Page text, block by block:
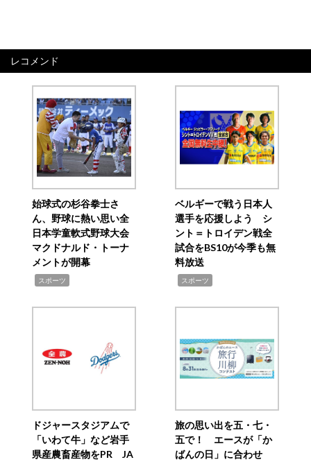
レコメンド
始球式の杉谷拳士さ
ん、野球に熱い思い全
日本学童軟式野球大会
マクドナルド・トーナ
メントが開幕
スポーツ
ベルギーで戦う日本人
選手を応援しよう シ
ント＝トロイデン戦全
試合をBS10が今季も無
料放送
スポーツ
ドジャースタジアムで
「いわて牛」など岩手
県産農畜産物をPR JA
旅の思い出を五・七・
五で！ エースが「か
ばんの日」に合わせ